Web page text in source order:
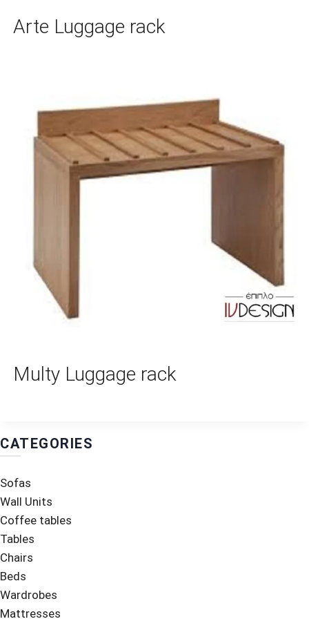
Arte Luggage rack
Multy Luggage rack
CATEGORIES
Sofas
Wall Units
Coffee tables
Tables
Chairs
Beds
Wardrobes
Mattresses